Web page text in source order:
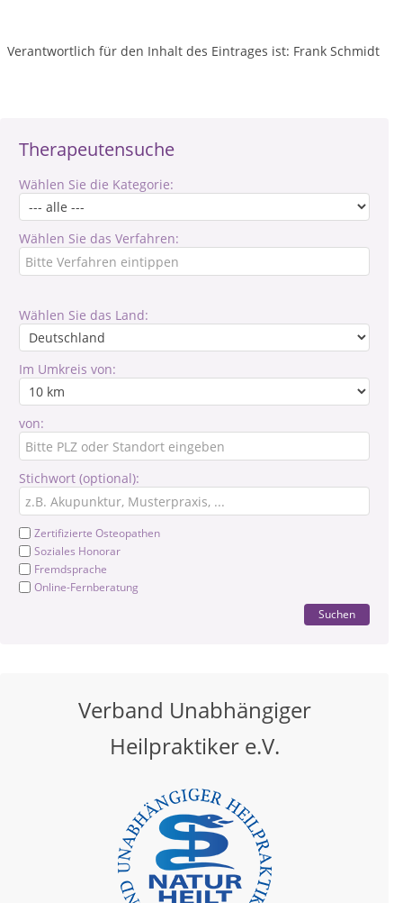
Therapeutensuche
Wählen Sie die Kategorie:
Wählen Sie das Verfahren:
Wählen Sie das Land:
Im Umkreis von:
von:
Stichwort (optional):
Zertifizierte Osteopathen
Soziales Honorar
Fremdsprache
Online-Fernberatung
Suchen
Verband Unabhängiger
Heilpraktiker e.V.
Verantwortlich für den Inhalt des Eintrages ist: Frank Schmidt